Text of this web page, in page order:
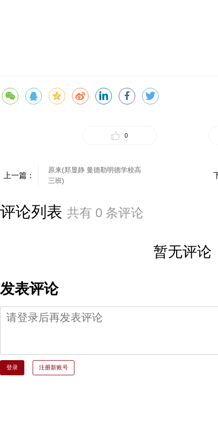
0
上一篇：
原来(郑显静 曼德勒明德学校高
三班)
评论列表 共有 0 条评论
暂无评论
发表评论
登录 注册新账号